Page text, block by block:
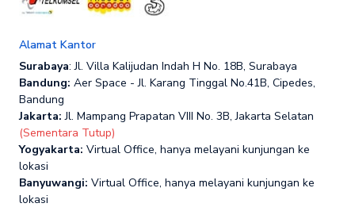
Alamat Kantor
Surabaya: Jl. Villa Kalijudan Indah H No. 18B, Surabaya
Bandung: Aer Space - Jl. Karang Tinggal No.41B, Cipedes,
Bandung
Jakarta: Jl. Mampang Prapatan VIII No. 3B, Jakarta Selatan
(Sementara Tutup)
Yogyakarta: Virtual Office, hanya melayani kunjungan ke
lokasi
Banyuwangi: Virtual Office, hanya melayani kunjungan ke
lokasi